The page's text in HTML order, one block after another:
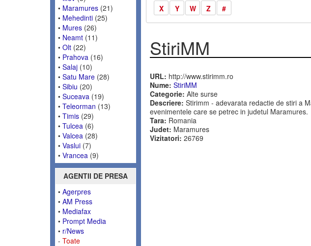
• Maramures (21)
• Mehedinti (25)
• Mures (26)
• Neamt (11)
• Olt (22)
• Prahova (16)
• Salaj (10)
• Satu Mare (28)
• Sibiu (20)
• Suceava (19)
• Teleorman (13)
• Timis (29)
• Tulcea (6)
• Valcea (28)
• Vaslui (7)
• Vrancea (9)
AGENTII DE PRESA
• Agerpres
• AM Press
• Mediafax
• Prompt Media
• r/News
- Toate
X
Y W Z #
StiriMM
URL: http://www.stirimm.ro
Nume: StiriMM
Categorie: Alte surse
Descriere: Stirimm - adevarata redactie de stiri a
evenimentele care se petrec in judetul Maramures.
Tara: Romania
Judet: Maramures
Vizitatori: 26769